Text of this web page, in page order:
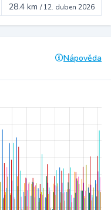
28.4 km /12. duben 2026
Nápověda